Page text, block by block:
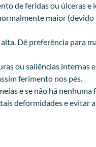
de feridas ou úlceras
maior
Dê preferência para
ou saliências internas
ferimento nos pés.
nas meias e se não
deformidades e evitar